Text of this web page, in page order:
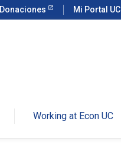
Donaciones Mi Portal UC
Working at Econ UC